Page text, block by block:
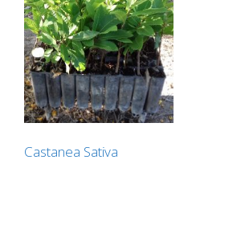
Castanea Sativa